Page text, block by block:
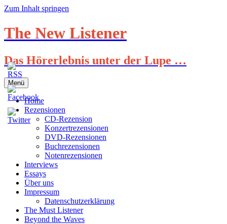
Zum Inhalt springen
The New Listener
Das Hörerlebnis unter der Lupe …
Menü
Home
Rezensionen
CD-Rezension
Konzertrezensionen
DVD-Rezensionen
Buchrezensionen
Notenrezensionen
Interviews
Essays
Über uns
Impressum
Datenschutzerklärung
The Must Listener
Beyond the Waves